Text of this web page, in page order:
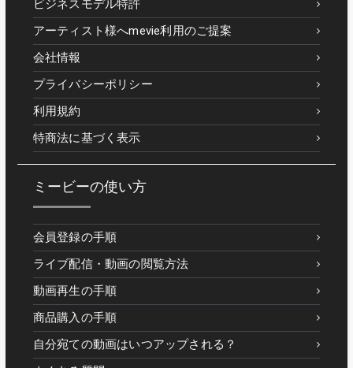
ビジネスモデル特許
アーティスト様へmevie利用のご提案
会社情報
プライバシーポリシー
利用規約
特商法に基づく表示
ミービーの使い方
会員登録の手順
ライブ配信・動画の閲覧方法
動画再生の手順
商品購入の手順
自分宛ての動画はいつアップされる？